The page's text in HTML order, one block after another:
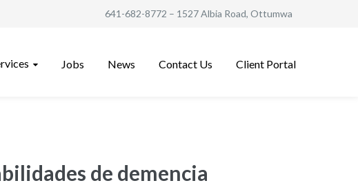
641-682-8772 – 1527 Albia Road, Ottumwa
Jobs News Contact Us Client Portal
de demencia